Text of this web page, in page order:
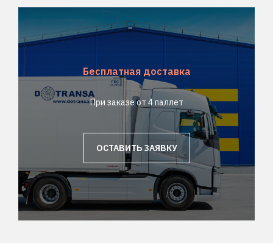
Бесплатная доставка
При заказе от 4 паллет
ОСТАВИТЬ ЗАЯВКУ